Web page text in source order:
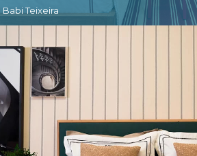
Babi Teixeira